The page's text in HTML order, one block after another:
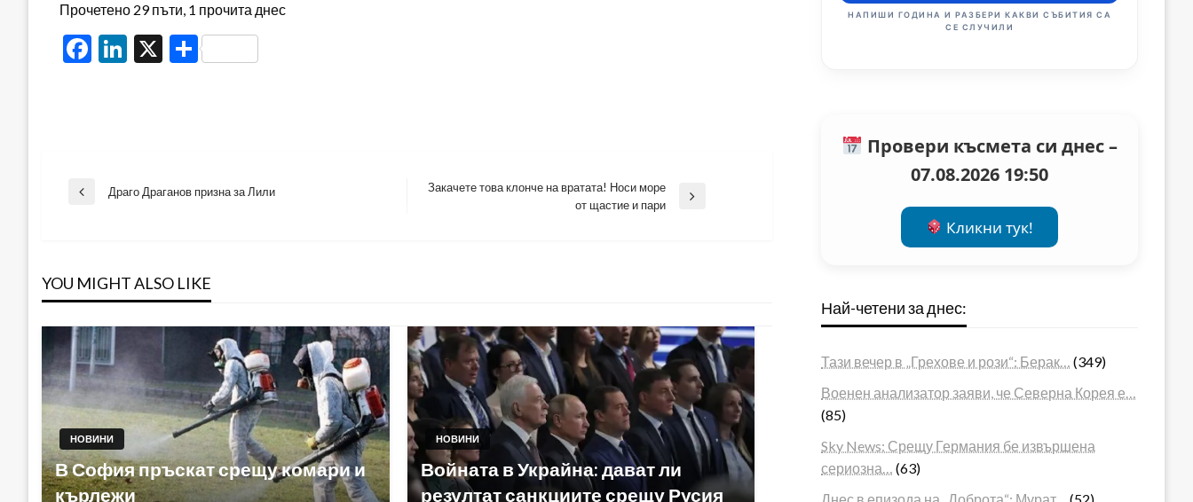
Прочетено 29 пъти, 1 прочита днес
Facebook
LinkedIn
X Share
Навигация
Previous
Драго Драганов призна за Лили
Закачете това клонче на вратата! Носи море
от щастие и пари
YOU MIGHT ALSO LIKE
НОВИНИ
В София пръскат срещу комари и
кърлежи
НОВИНИ
Войната в Украйна: дават ли
резултат санкциите срещу Русия
НАПИШИ ГОДИНА И РАЗБЕРИ КАКВИ СЪБИТИЯ СА
СЕ СЛУЧИЛИ
Провери късмета си днес –
07.08.2026 19:50
Кликни тук!
Най-четени за днес:
Тази вечер в „Грехове и рози“: Берак…
(349)
Военен анализатор заяви, че Северна Корея е…
(85)
Sky News: Срещу Германия бе извършена
сериозна…
(63)
Днес в епизода на „Доброта“: Мурат…
(52)